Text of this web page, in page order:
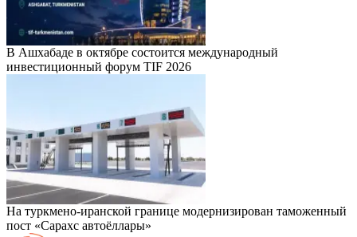
В Ашхабаде в октябре состоится международный
инвестиционный форум TIF 2026
На туркмено-иранской границе модернизирован таможенный
пост «Сарахс автоёллары»